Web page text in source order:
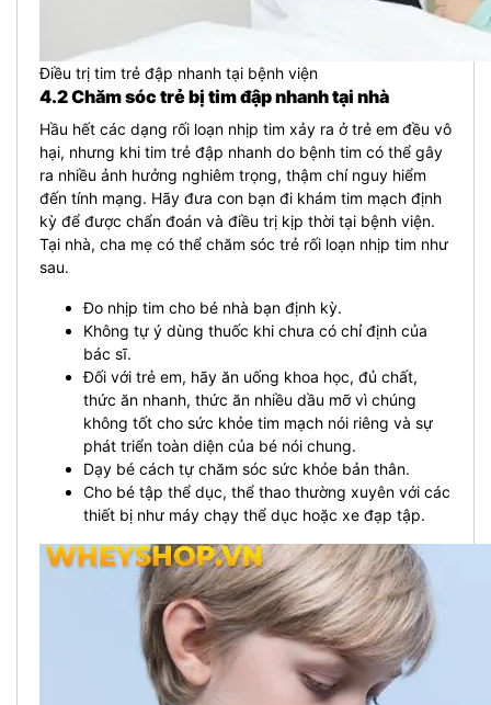
Điều trị tim trẻ đập nhanh tại bệnh viện
4.2 Chăm sóc trẻ bị tim đập nhanh tại nhà
Hầu hết các dạng rối loạn nhịp tim xảy ra ở trẻ em đều vô
hại, nhưng khi tim trẻ đập nhanh do bệnh tim có thể gây
ra nhiều ảnh hưởng nghiêm trọng, thậm chí nguy hiểm
đến tính mạng. Hãy đưa con bạn đi khám tim mạch định
kỳ để được chẩn đoán và điều trị kịp thời tại bệnh viện.
Tại nhà, cha mẹ có thể chăm sóc trẻ rối loạn nhịp tim như
sau.
Đo nhịp tim cho bé nhà bạn định kỳ.
Không tự ý dùng thuốc khi chưa có chỉ định của
bác sĩ.
Đối với trẻ em, hãy ăn uống khoa học, đủ chất,
thức ăn nhanh, thức ăn nhiều dầu mỡ vì chúng
không tốt cho sức khỏe tim mạch nói riêng và sự
phát triển toàn diện của bé nói chung.
Dạy bé cách tự chăm sóc sức khỏe bản thân.
Cho bé tập thể dục, thể thao thường xuyên với các
thiết bị như máy chạy thể dục hoặc xe đạp tập.